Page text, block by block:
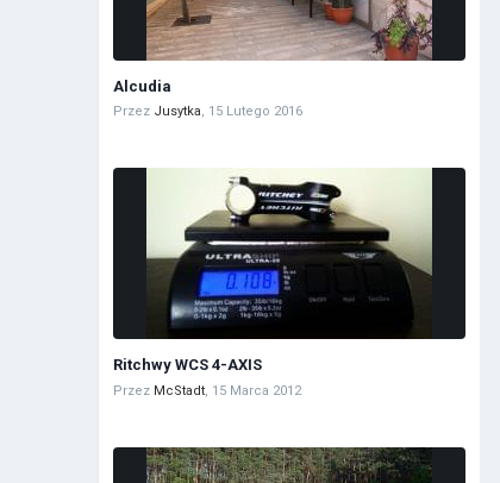
Alcudia
Przez Jusytka, 15 Lutego 2016
Ritchwy WCS 4-AXIS
Przez McStadt, 15 Marca 2012